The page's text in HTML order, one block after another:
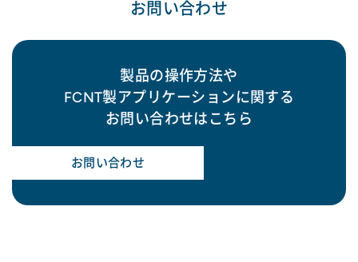
お問い合わせ
製品の操作方法や
FCNT製アプリケーションに関する
お問い合わせはこちら
お問い合わせ